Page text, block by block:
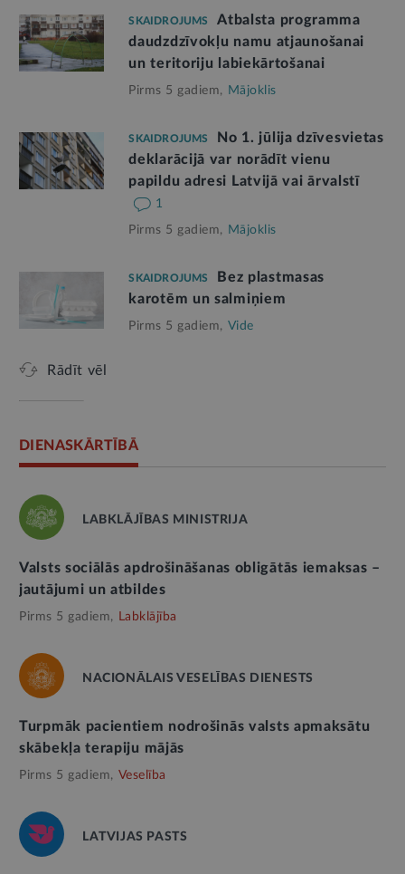
SKAIDROJUMS
Atbalsta programma
daudzdzīvokļu namu atjaunošanai
un teritoriju labiekārtošanai
Pirms 5 gadiem, Mājoklis
SKAIDROJUMS
No 1. jūlija dzīvesvietas
deklarācijā var norādīt vienu
papildu adresi Latvijā vai ārvalstī
1
Pirms 5 gadiem, Mājoklis
SKAIDROJUMS
Bez plastmasas
karotēm un salmiņiem
Pirms 5 gadiem, Vide
Rādīt vēl
DIENASKĀRTĪBĀ
LABKLĀJĪBAS MINISTRIJA
Valsts sociālās apdrošināšanas obligātās iemaksas –
jautājumi un atbildes
Pirms 5 gadiem, Labklājība
NACIONĀLAIS VESELĪBAS DIENESTS
Turpmāk pacientiem nodrošinās valsts apmaksātu
skābekļa terapiju mājās
Pirms 5 gadiem, Veselība
LATVIJAS PASTS